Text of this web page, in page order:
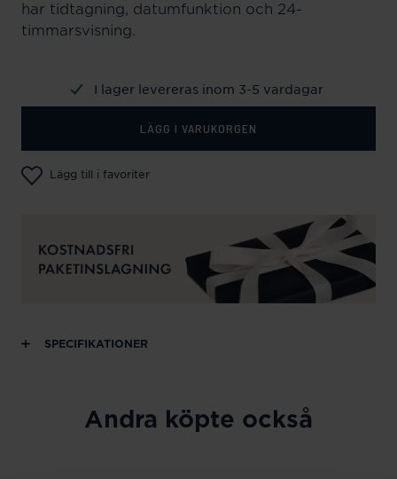
har tidtagning, datumfunktion och 24-
timmarsvisning.
I lager levereras inom 3-5 vardagar
LÄGG I VARUKORGEN
Lägg till i favoriter
SPECIFIKATIONER
Andra köpte också